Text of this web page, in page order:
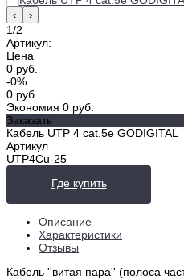
‹ ›
1/2
Артикул:
Цена
0 руб.
-0%
0 руб.
Экономия 0 руб.
Заказать
Кабель UTP 4 cat.5e
Артикул
UTP4Cu-25
Где купить
Описание
Характеристики
Отзывы
Кабель ''витая пара'' (полоса